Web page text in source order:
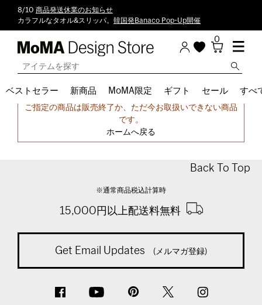
8/10 商品発送休業のお知らせ
カラフルなタオル&スリッパ。 韓国発Banaco Pop-Up開催
0
ベストセラー 新商品 MoMA限定 ギフト セール すべ
申し訳ございません。
ご指定の商品は販売終了か、ただ今お取扱いできない商品
です。
ホームへ戻る
Back To Top
※通常商品税込計算時
15,000円以上配送料無料
Get Email Updates (メルマガ登録)